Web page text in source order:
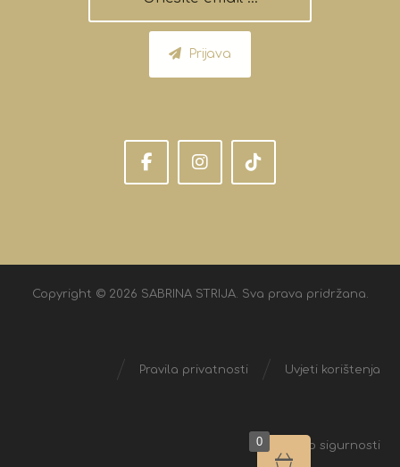
Prijava
Copyright © 2026 SABRINA STRIJA. Sva prava pridržana.
Uvjeti korištenja
Pravila privatnosti
Izjava o sigurnosti
0